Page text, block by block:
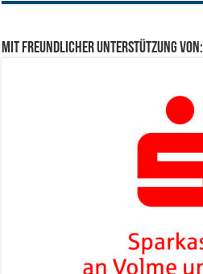
Mit freundlicher Unterstützung von: